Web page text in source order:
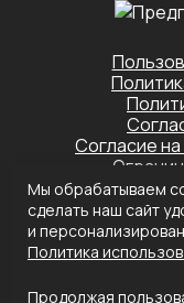
Согласие
Этот сайт
ПрименяютсяПолитика
Мы обрабатываем
сделать наш сайт
и
Политика
Продолжая